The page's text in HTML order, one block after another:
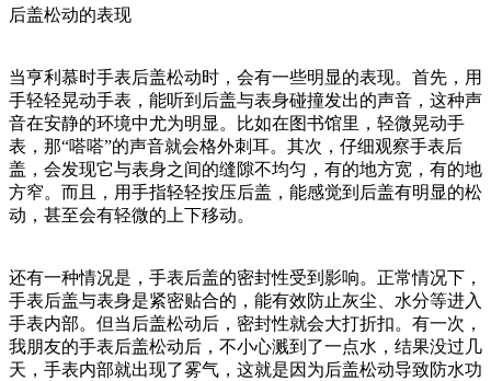
后盖松动的表现
当亨利慕时手表后盖松动时，会有一些明显的表现。首先，用
手轻轻晃动手表，能听到后盖与表身碰撞发出的声音，这种声
音在安静的环境中尤为明显。比如在图书馆里，轻微晃动手
表，那“嗒嗒”的声音就会格外刺耳。其次，仔细观察手表后
盖，会发现它与表身之间的缝隙不均匀，有的地方宽，有的地
方窄。而且，用手指轻轻按压后盖，能感觉到后盖有明显的松
动，甚至会有轻微的上下移动。
还有一种情况是，手表后盖的密封性受到影响。正常情况下，
手表后盖与表身是紧密贴合的，能有效防止灰尘、水分等进入
手表内部。但当后盖松动后，密封性就会大打折扣。有一次，
我朋友的手表后盖松动后，不小心溅到了一点水，结果没过几
天，手表内部就出现了雾气，这就是因为后盖松动导致防水功